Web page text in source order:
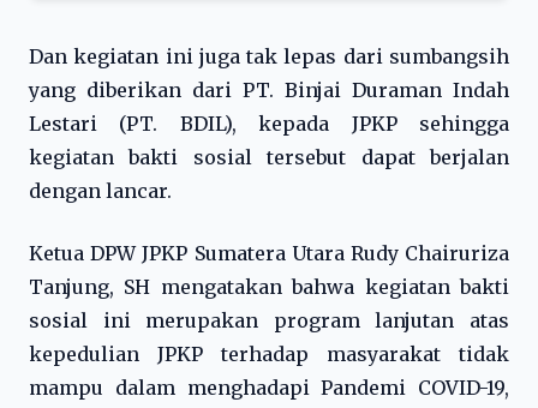
Dan kegiatan ini juga tak lepas dari sumbangsih
yang diberikan dari PT. Binjai Duraman Indah
Lestari (PT. BDIL), kepada JPKP sehingga
kegiatan bakti sosial tersebut dapat berjalan
dengan lancar.
Ketua DPW JPKP Sumatera Utara Rudy Chairuriza
Tanjung, SH mengatakan bahwa kegiatan bakti
sosial ini merupakan program lanjutan atas
kepedulian JPKP terhadap masyarakat tidak
mampu dalam menghadapi Pandemi COVID-19,